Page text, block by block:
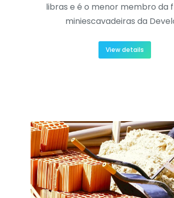
libras e é o menor membro da
miniescavadeiras da
View details